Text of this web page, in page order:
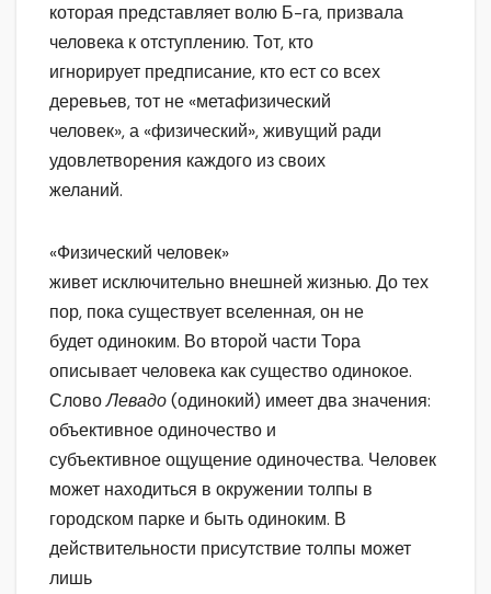
которая представляет волю Б-га, призвала
человека к отступлению. Тот, кто
игнорирует предписание, кто ест со всех
деревьев, тот не «метафизический
человек», а «физический», живущий ради
удовлетворения каждого из своих
желаний.
«Физический человек»
живет исключительно внешней жизнью. До тех
пор, пока существует вселенная, он не
будет одиноким. Во второй части Тора
описывает человека как существо одинокое.
СловоЛевадо(одинокий) имеет два значения:
объективное одиночество и
субъективное ощущение одиночества. Человек
может находиться в окружении толпы в
городском парке и быть одиноким. В
действительности присутствие толпы может
лишь